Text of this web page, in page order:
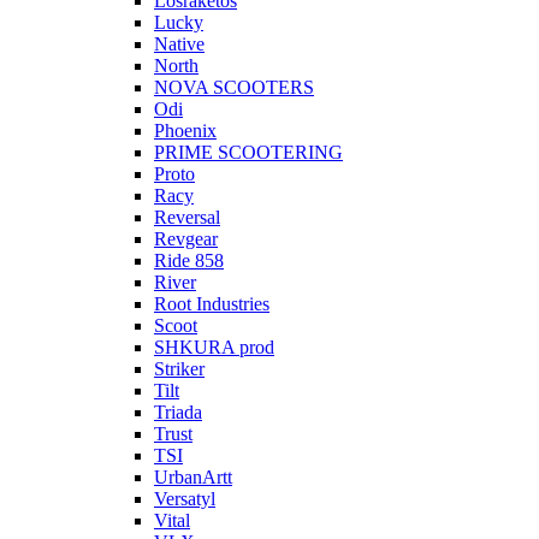
Lucky
Native
North
NOVA SCOOTERS
Odi
Phoenix
PRIME SCOOTERING
Proto
Racy
Reversal
Revgear
Ride 858
River
Root Industries
Scoot
SHKURA рrоd
Striker
Tilt
Triada
Trust
TSI
UrbanArtt
Versatyl
Vital